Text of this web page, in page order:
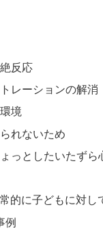
反応
レーションの解消
境
れないため
っとしたいたずら
的に子どもに対し
例